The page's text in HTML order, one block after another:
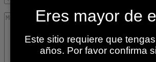
Eres mayor de
Este sitio requiere que
años. Por favor confirma